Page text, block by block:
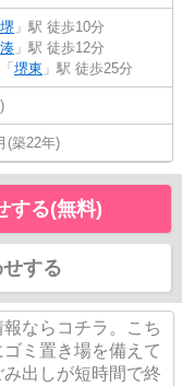
堺 」駅 徒歩10分
湊 」駅 徒歩12分
「 堺東 」駅 徒歩25分
(築22年)
する(無料)
する
ならコチラ。こち
ミ置き場を備えて
出しが短時間で終